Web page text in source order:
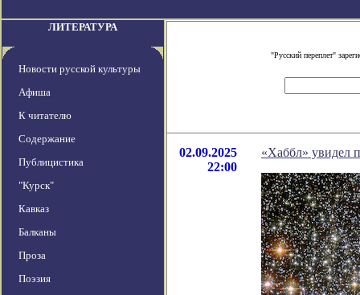
ЛИТЕРАТУРА
Новости русской культуры
Афиша
К читателю
Содержание
Публицистика
"Курск"
Кавказ
Балканы
Проза
Поэзия
"Русский переплет"
02.09.2025
22:00
«Хаббл» увидел